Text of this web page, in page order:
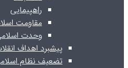
راهپیمایی
مقاومت
وحدت
پیشبرد اهداف
تضعیف نظام